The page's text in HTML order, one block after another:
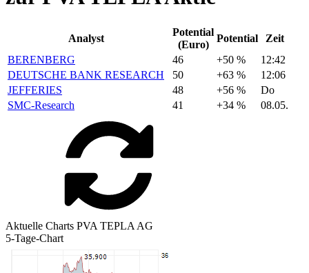
Analyst
Potential
(Euro)
Potential
Zeit
BERENBERG
46 +50 %
12:42
DEUTSCHE BANK RESEARCH
50 +63 %
12:06
JEFFERIES
48 +56 %
Do
SMC-Research
41 +34 % 08.05.
Aktuelle Charts PVA TEPLA AG
5-Tage-Chart